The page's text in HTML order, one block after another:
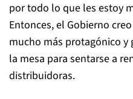
por todo lo que les estoy
Entonces, el Gobierno
mucho más protagónico
la mesa para sentarse a
distribuidoras.